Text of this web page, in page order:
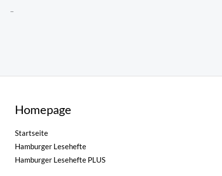
–
Homepage
Startseite
Hamburger Lesehefte
Hamburger Lesehefte PLUS